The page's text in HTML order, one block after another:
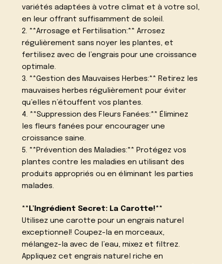
variétés adaptées à votre climat et à votre sol,
en leur offrant suffisamment de soleil.
2. **Arrosage et Fertilisation:** Arrosez
régulièrement sans noyer les plantes, et
fertilisez avec de l’engrais pour une croissance
optimale.
3. **Gestion des Mauvaises Herbes:** Retirez les
mauvaises herbes régulièrement pour éviter
qu’elles n’étouffent vos plantes.
4. **Suppression des Fleurs Fanées:** Éliminez
les fleurs fanées pour encourager une
croissance saine.
5. **Prévention des Maladies:** Protégez vos
plantes contre les maladies en utilisant des
produits appropriés ou en éliminant les parties
malades.
**L’Ingrédient Secret: La Carotte!**
Utilisez une carotte pour un engrais naturel
exceptionnel! Coupez-la en morceaux,
mélangez-la avec de l’eau, mixez et filtrez.
Appliquez cet engrais naturel riche en